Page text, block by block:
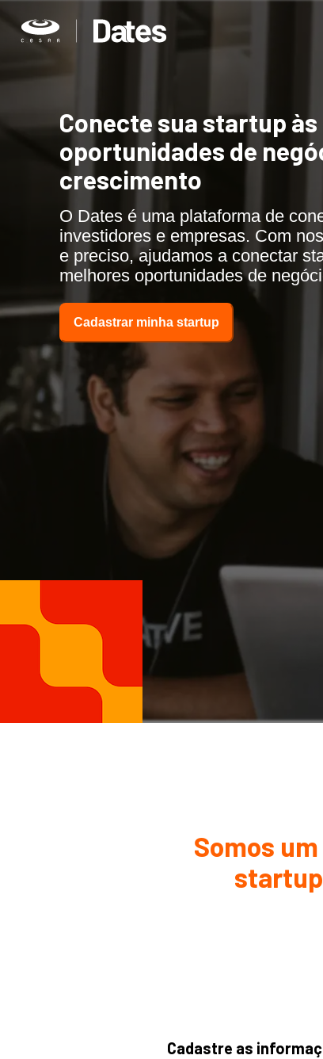
Conecte sua startup
oportunidades de
crescimento
O Dates é uma plataforma de
investidores e empresas. Com
e preciso, ajudamos a conectar
melhores oportunidades de
Cadastrar minha startup
Somos
Cadastre as